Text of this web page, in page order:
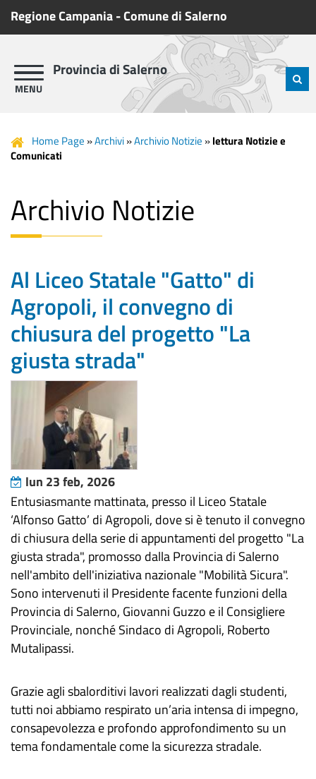
Regione Campania-Comune di Salerno
Provincia di Salerno
Home Page »Archivi»Archivio Notizie »lettura Notizie e
Comunicati
Archivio Notizie
Al Liceo Statale "Gatto" di
Agropoli, il convegno di
chiusura del progetto "La
giusta strada"
lun 23 feb, 2026
Entusiasmante mattinata, presso il Liceo Statale
‘Alfonso Gatto’ di Agropoli, dove si è tenuto il convegno
di chiusura della serie di appuntamenti del progetto "La
giusta strada", promosso dalla Provincia di Salerno
nell'ambito dell'iniziativa nazionale "Mobilità Sicura".
Sono intervenuti il Presidente facente funzioni della
Provincia di Salerno, Giovanni Guzzo e il Consigliere
Provinciale, nonché Sindaco di Agropoli, Roberto
Mutalipassi.
Grazie agli sbalorditivi lavori realizzati dagli studenti,
tutti noi abbiamo respirato un’aria intensa di impegno,
consapevolezza e profondo approfondimento su un
tema fondamentale come la sicurezza stradale.